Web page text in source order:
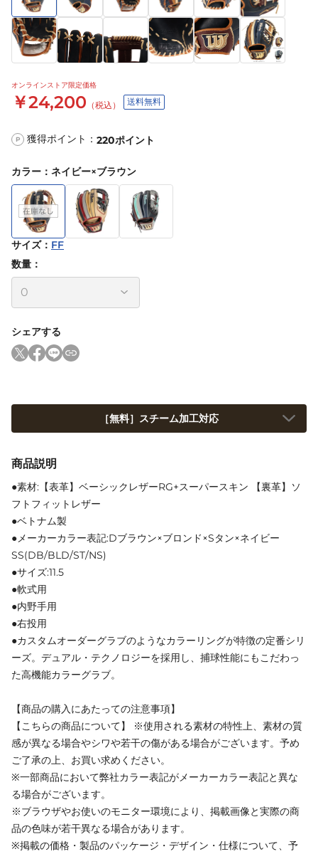
オンラインストア限定価格
￥24,200 （税込） 送料無料
P 獲得ポイント： 220ポイント
カラー ： ネイビー×ブラウン
サイズ： FF
数量：
シェアする
［無料］スチーム加工対応
商品説明
●素材:【表革】ベーシックレザーRG+スーパースキン 【裏革】ソ
フトフィットレザー
●ベトナム製
●メーカーカラー表記:Dブラウン×ブロンド×Sタン×ネイビー
SS(DB/BLD/ST/NS)
●サイズ:11.5
●軟式用
●内野手用
●右投用
●カスタムオーダーグラブのようなカラーリングが特徴の定番シリ
ーズ。デュアル・テクノロジーを採用し、捕球性能にもこだわっ
た高機能カラーグラブ。
【商品の購入にあたっての注意事項】
【こちらの商品について】 ※使用される素材の特性上、素材の質
感が異なる場合やシワや若干の傷がある場合がございます。予め
ご了承の上、お買い求めください。
※一部商品において弊社カラー表記がメーカーカラー表記と異な
る場合がございます。
※ブラウザやお使いのモニター環境により、掲載画像と実際の商
品の色味が若干異なる場合があります。
※掲載の価格・製品のパッケージ・デザイン・仕様について、予